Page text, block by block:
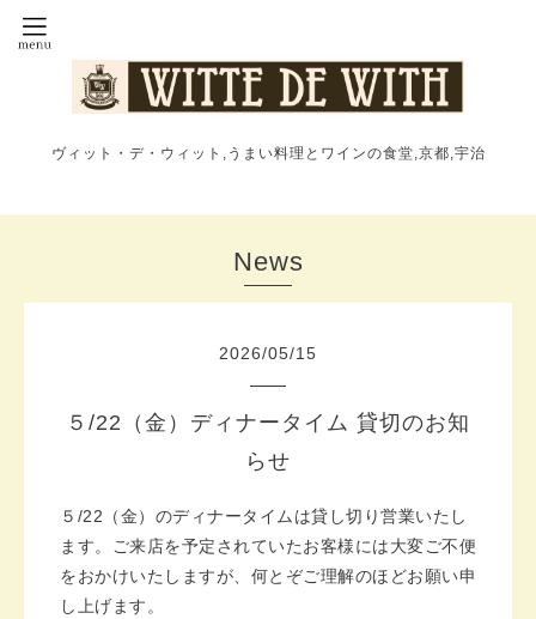
ヴィット・デ・ウィット,うまい料理とワインの食堂,京都,宇治
News
2026/05/15
５/22（金）ディナータイム 貸切のお知
らせ
５/22（金）のディナータイムは貸し切り営業いたし
ます。ご来店を予定されていたお客様には大変ご不便
をおかけいたしますが、何とぞご理解のほどお願い申
し上げます。